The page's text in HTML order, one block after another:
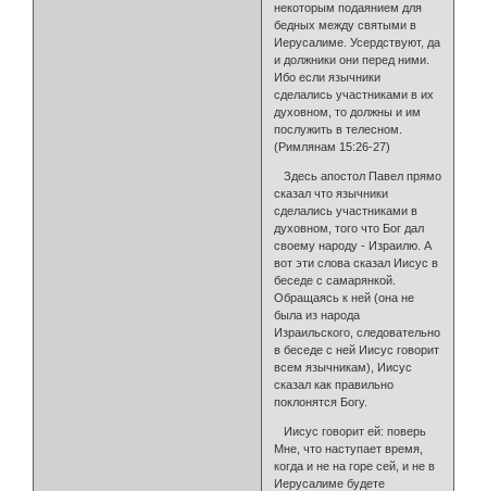
некоторым подаянием для
бедных между святыми в
Иерусалиме. Усердствуют, да
и должники они перед ними.
Ибо если язычники
сделались участниками в их
духовном, то должны и им
послужить в телесном.
(Римлянам 15:26-27)
Здесь апостол Павел прямо
сказал что язычники
сделались участниками в
духовном, того что Бог дал
своему народу - Израилю. А
вот эти слова сказал Иисус в
беседе с самарянкой.
Обращаясь к ней (она не
была из народа
Израильского, следовательно
в беседе с ней Иисус говорит
всем язычникам), Иисус
сказал как правильно
поклонятся Богу.
Иисус говорит ей: поверь
Мне, что наступает время,
когда и не на горе сей, и не в
Иерусалиме будете